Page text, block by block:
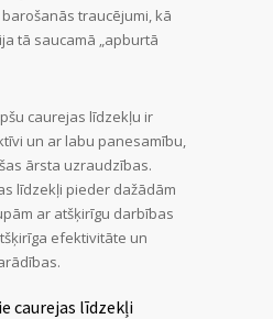
traucējumi, kā
tā saucamā „apburtā
caurejas līdzekļu ir
un ar labu panesamību,
ārsta uzraudzības.
līdzekļi pieder dažādām
ar atšķirīgu darbības
efektivitāte un
caurejas līdzekļi